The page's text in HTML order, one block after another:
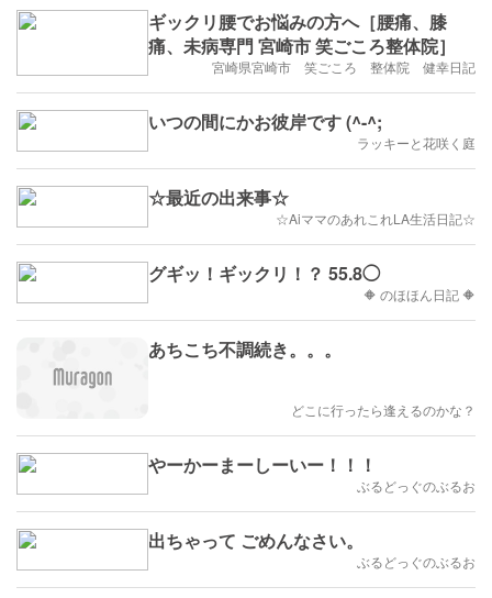
ギックリ腰でお悩みの方へ［腰痛、膝
痛、未病専門 宮崎市 笑ごころ整体院］
宮崎県宮崎市 笑ごころ 整体院 健幸日記
いつの間にかお彼岸です (^-^;
ラッキーと花咲く庭
☆最近の出来事☆
☆AiママのあれこれLA生活日記☆
グギッ！ギックリ！？ 55.8◯
🔶 のほほん日記 🔶
あちこち不調続き。。。
どこに行ったら逢えるのかな？
やーかーまーしーいー！！！
ぶるどっぐのぶるお
出ちゃって ごめんなさい。
ぶるどっぐのぶるお